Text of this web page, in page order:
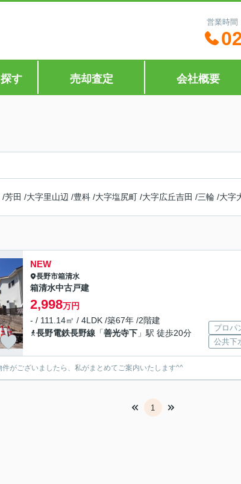
営業時間
す 売却査定 会社概要
/芳田 /大字里山辺 /豊科 /大字塩尻町 /大字広丘吉田 /三輪 /大字
NEW
長野市箱清水
箱清水中古戸建
2,998万円
- / 111.14㎡ / 4LDK /築67年 /2階建
長野電鉄長野線 「善光寺下 」駅 徒歩20分
プロパ
公共下
がございましたら、私がまとめてご案内いたします^^
1